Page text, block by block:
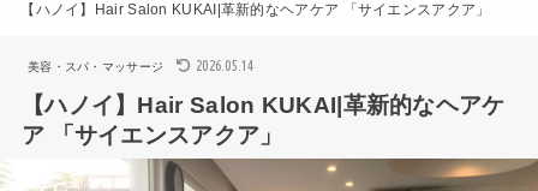
【ハノイ】Hair Salon KUKAI|革新的なヘアケア 「サイエンスアクア」
美容・スパ・マッサージ 2026.05.14
【ハノイ】Hair Salon KUKAI|革新的なヘアケ
ア 「サイエンスアクア」